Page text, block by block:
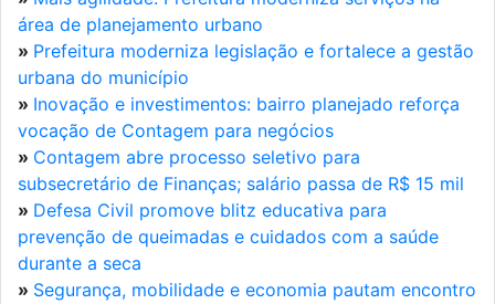
área de planejamento urbano
» Prefeitura moderniza legislação e fortalece a gestão
urbana do município
» Inovação e investimentos: bairro planejado reforça
vocação de Contagem para negócios
» Contagem abre processo seletivo para
subsecretário de Finanças; salário passa de R$ 15 mil
» Defesa Civil promove blitz educativa para
prevenção de queimadas e cuidados com a saúde
durante a seca
» Segurança, mobilidade e economia pautam encontro